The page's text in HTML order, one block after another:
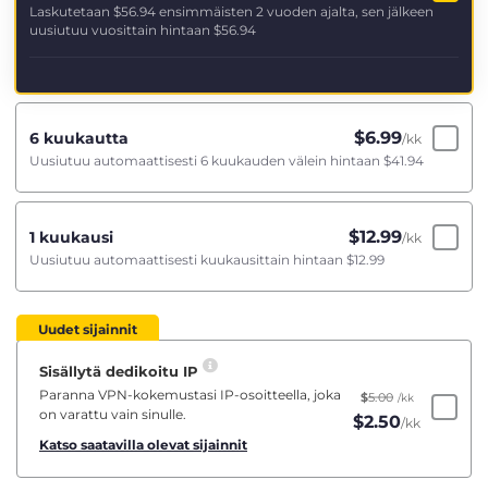
Laskutetaan $56.94 ensimmäisten 2 vuoden ajalta, sen jälkeen
uusiutuu vuosittain hintaan $56.94
6 kuukautta $6.99/kk
Uusiutuu automaattisesti 6 kuukauden välein hintaan $41.94
1 kuukausi $12.99/kk
Uusiutuu automaattisesti kuukausittain hintaan $12.99
Uudet sijainnit
Sisällytä dedikoitu IP
Paranna VPN-kokemustasi IP-osoitteella, joka
on varattu vain sinulle.
Katso saatavilla olevat sijainnit
$5.00 /kk
$2.50/kk